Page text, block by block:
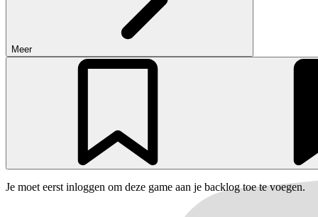
Meer
Je moet eerst inloggen om deze game aan je backlog toe te voegen.